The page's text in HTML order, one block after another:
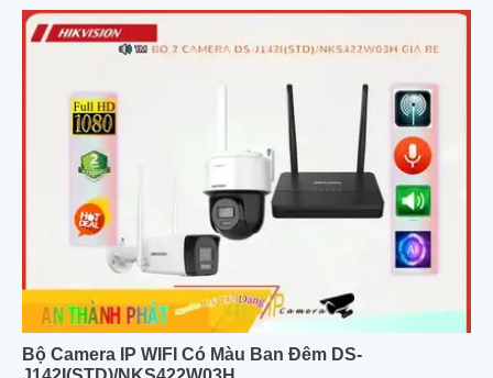
Bộ Camera IP WIFI Có Màu Ban Đêm DS-